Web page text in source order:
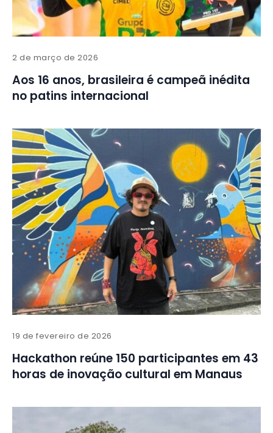
2 de março de 2026
Aos 16 anos, brasileira é campeã inédita
no patins internacional
19 de fevereiro de 2026
Hackathon reúne 150 participantes em 43
horas de inovação cultural em Manaus